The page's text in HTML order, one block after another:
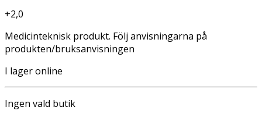
+2,0
Medicinteknisk produkt. Följ anvisningarna på
produkten/bruksanvisningen
I lager online
Ingen vald butik